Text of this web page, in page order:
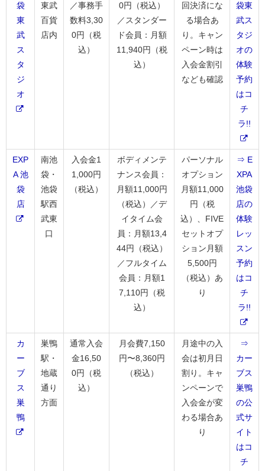
袋
東
武
ス
タ
ジ
オ
東武
百貨
店内
／事務手
数料3,30
0円（税
込）
0円（税込）
／スタンダー
ド会員：月額
11,940円（税
込）
回決済にな
る場合あ
り。キャン
ペーン時は
入会金割引
なども確認
袋東
武ス
タジ
オの
体験
予約
はコ
チ
ラ!!
EXP
A 池
袋
店
南池
袋・
池袋
駅西
武東
口
入会金1
1,000円
（税込）
ボディメンテ
ナンス会員：
月額11,000円
（税込）／デ
イタイム会
員：月額13,4
44円（税込）
／フルタイム
会員：月額1
7,110円（税
込）
パーソナル
オプション
月額11,000
円（税
込）、FIVE
セットオプ
ション月額
5,500円
（税込）あ
り
⇒ E
XPA
池袋
店の
体験
レッ
スン
予約
はコ
チ
ラ!!
カ
ー
ブ
ス
巣
鴨
巣鴨
駅・
地蔵
通り
方面
通常入会
金16,50
0円（税
込）
月会費7,150
円〜8,360円
（税込）
月途中の入
会は初月日
割り。キャ
ンペーンで
入会金が変
わる場合あ
り
⇒
カー
ブス
巣鴨
の公
式サ
イト
はコ
チ